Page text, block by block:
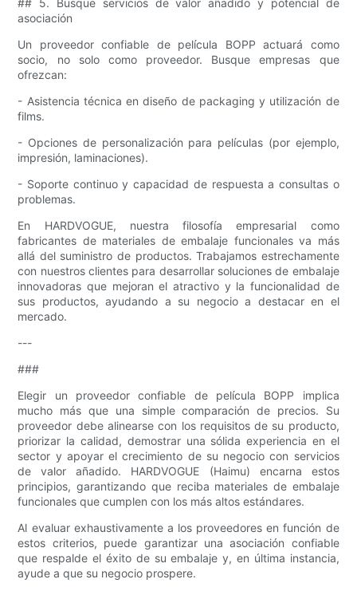
asociación
Un proveedor confiable de película BOPP actuará como
socio, no solo como proveedor. Busque empresas que
ofrezcan:
- Asistencia técnica en diseño de packaging y utilización de
films.
- Opciones de personalización para películas (por ejemplo,
impresión, laminaciones).
- Soporte continuo y capacidad de respuesta a consultas o
problemas.
En HARDVOGUE, nuestra filosofía empresarial como
fabricantes de materiales de embalaje funcionales va más
allá del suministro de productos. Trabajamos estrechamente
con nuestros clientes para desarrollar soluciones de embalaje
innovadoras que mejoran el atractivo y la funcionalidad de
sus productos, ayudando a su negocio a destacar en el
mercado.
---
###
Elegir un proveedor confiable de película BOPP implica
mucho más que una simple comparación de precios. Su
proveedor debe alinearse con los requisitos de su producto,
priorizar la calidad, demostrar una sólida experiencia en el
sector y apoyar el crecimiento de su negocio con servicios
de valor añadido. HARDVOGUE (Haimu) encarna estos
principios, garantizando que reciba materiales de embalaje
funcionales que cumplen con los más altos estándares.
Al evaluar exhaustivamente a los proveedores en función de
estos criterios, puede garantizar una asociación confiable
que respalde el éxito de su embalaje y, en última instancia,
ayude a que su negocio prospere.